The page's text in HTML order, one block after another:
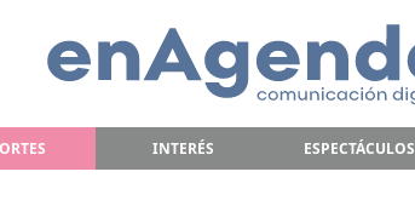
INTERÉS ESPECTÁCULOS